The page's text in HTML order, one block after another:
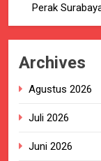
Perak
Archives
Agustus 2026
Juli 2026
Juni 2026